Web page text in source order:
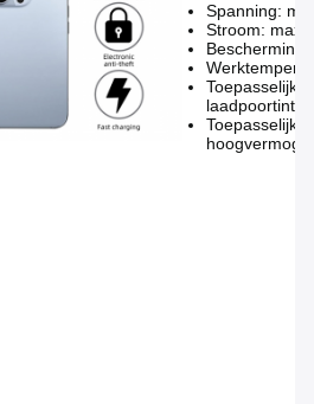
Spanning:
Stroom: max.
Toepasselijk
Toepasselijke